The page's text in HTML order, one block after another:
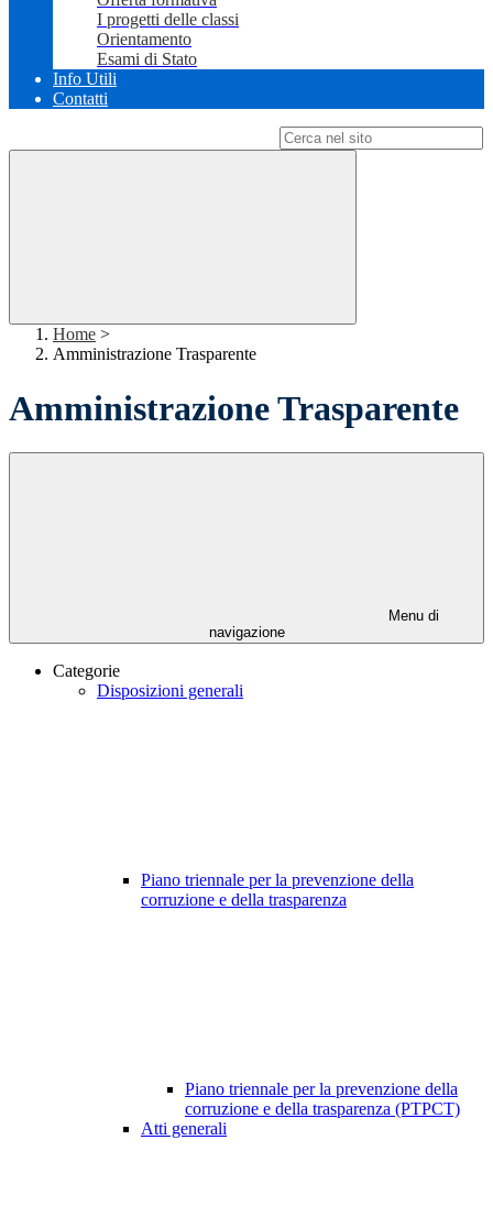
I progetti delle classi
Orientamento
Esami di Stato
Info Utili
Contatti
Home >
Amministrazione Trasparente
Amministrazione Trasparente
Menu di
navigazione
Categorie
Disposizioni generali
Piano triennale per la prevenzione della
corruzione e della trasparenza
Piano triennale per la prevenzione della
corruzione e della trasparenza (PTPCT)
Atti generali